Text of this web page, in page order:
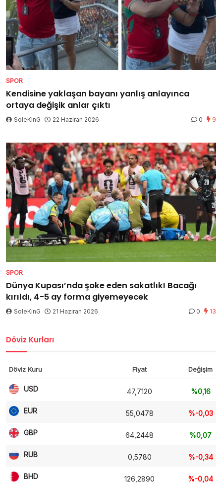
SPOR
Kendisine yaklaşan bayanı yanlış anlayınca
ortaya değişik anlar çıktı
SoleKinG 22 Haziran 2026 0 9
SPOR
Dünya Kupası’nda şoke eden sakatlık! Bacağı
kırıldı, 4-5 ay forma giyemeyecek
SoleKinG 21 Haziran 2026 0 13
Döviz Kurları
Döviz Kuru Fiyat Değişim
USD 47,7120 %0,16
EUR 55,0478 %-0,03
GBP 64,2448 %0,07
RUB 0,5780 %-0,34
BHD 126,2890 %-0,04